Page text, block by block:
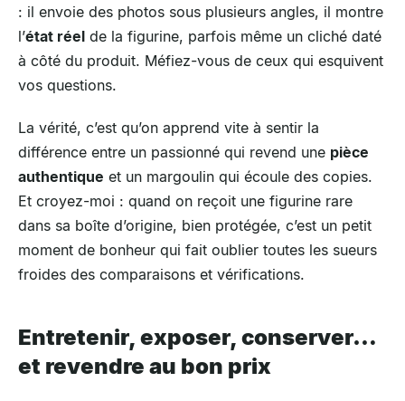
: il envoie des photos sous plusieurs angles, il montre
l’état réel de la figurine, parfois même un cliché daté
à côté du produit. Méfiez-vous de ceux qui esquivent
vos questions.
La vérité, c’est qu’on apprend vite à sentir la
différence entre un passionné qui revend une pièce
authentique et un margoulin qui écoule des copies.
Et croyez-moi : quand on reçoit une figurine rare
dans sa boîte d’origine, bien protégée, c’est un petit
moment de bonheur qui fait oublier toutes les sueurs
froides des comparaisons et vérifications.
Entretenir, exposer, conserver…
et revendre au bon prix